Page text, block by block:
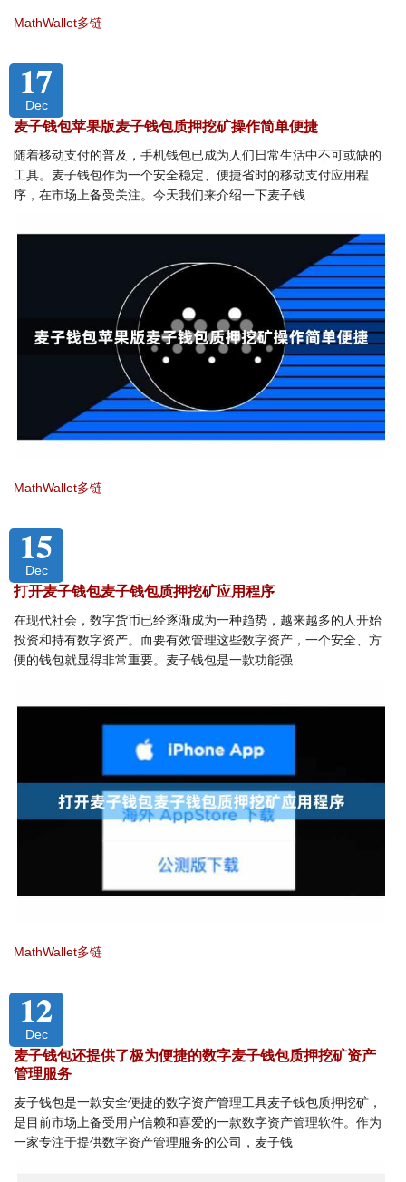
MathWallet多链
17
Dec
麦子钱包苹果版麦子钱包质押挖矿操作简单便捷
随着移动支付的普及，手机钱包已成为人们日常生活中不可或缺的
工具。麦子钱包作为一个安全稳定、便捷省时的移动支付应用程
序，在市场上备受关注。今天我们来介绍一下麦子钱
MathWallet多链
15
Dec
打开麦子钱包麦子钱包质押挖矿应用程序
在现代社会，数字货币已经逐渐成为一种趋势，越来越多的人开始
投资和持有数字资产。而要有效管理这些数字资产，一个安全、方
便的钱包就显得非常重要。麦子钱包是一款功能强
MathWallet多链
12
Dec
麦子钱包还提供了极为便捷的数字麦子钱包质押挖矿资产
管理服务
麦子钱包是一款安全便捷的数字资产管理工具麦子钱包质押挖矿，
是目前市场上备受用户信赖和喜爱的一款数字资产管理软件。作为
一家专注于提供数字资产管理服务的公司，麦子钱